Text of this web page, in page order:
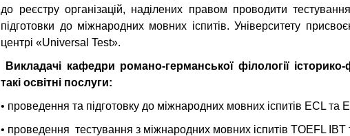
до реєстру організацій, наділених правом проводити
підготовки до міжнародних мовних іспитів. Університету
центрі «Universal Test».
Викладачі кафедри романо-германської філології
такі освітні послуги:
• проведення та підготовку до міжнародних мовних іспитів ECL та
• проведення тестування з міжнародних мовних іспитів TOEFL IBT